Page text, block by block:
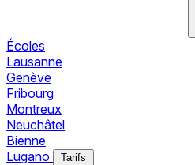
Écoles
Lausanne
Genève
Fribourg
Montreux
Neuchâtel
Bienne
Lugano
Tarifs